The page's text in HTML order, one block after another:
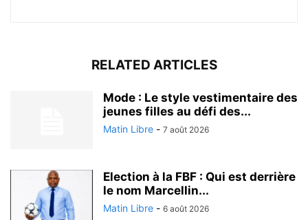
RELATED ARTICLES
Mode : Le style vestimentaire des
jeunes filles au défi des...
Matin Libre - 7 août 2026
Election à la FBF : Qui est derrière
le nom Marcellin...
Matin Libre - 6 août 2026